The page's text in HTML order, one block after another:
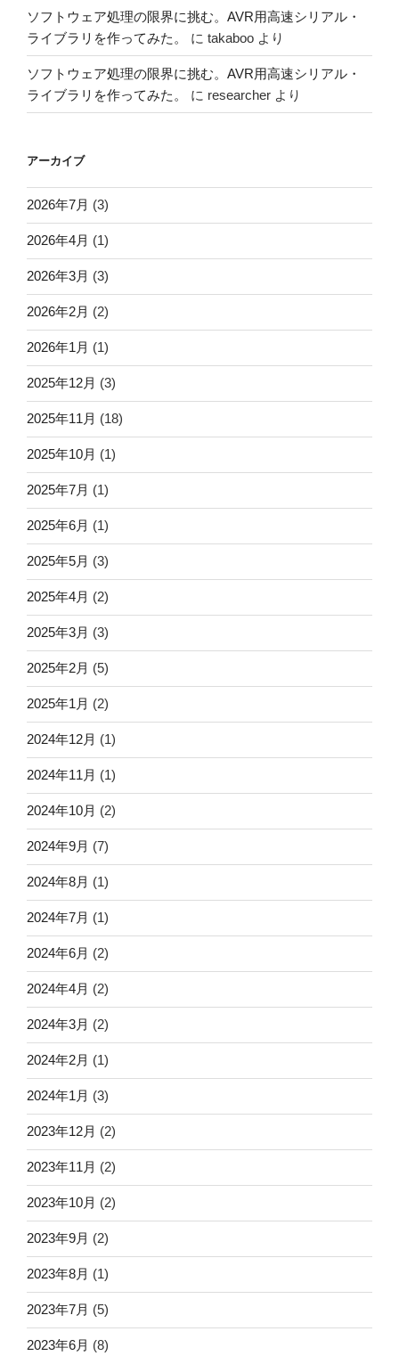
ソフトウェア処理の限界に挑む。AVR用高速シリアル・
ライブラリを作ってみた。
に takaboo より
ソフトウェア処理の限界に挑む。AVR用高速シリアル・
ライブラリを作ってみた。
に researcher より
アーカイブ
2026年7月 (3)
2026年4月 (1)
2026年3月 (3)
2026年2月 (2)
2026年1月 (1)
2025年12月 (3)
2025年11月 (18)
2025年10月 (1)
2025年7月 (1)
2025年6月 (1)
2025年5月 (3)
2025年4月 (2)
2025年3月 (3)
2025年2月 (5)
2025年1月 (2)
2024年12月 (1)
2024年11月 (1)
2024年10月 (2)
2024年9月 (7)
2024年8月 (1)
2024年7月 (1)
2024年6月 (2)
2024年4月 (2)
2024年3月 (2)
2024年2月 (1)
2024年1月 (3)
2023年12月 (2)
2023年11月 (2)
2023年10月 (2)
2023年9月 (2)
2023年8月 (1)
2023年7月 (5)
2023年6月 (8)